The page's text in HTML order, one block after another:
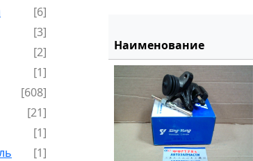
[6]
[3]
[2]
[1]
[608]
[21]
[1]
[1]
Наименование